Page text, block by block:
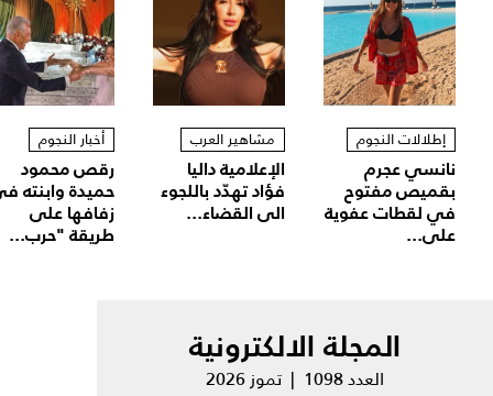
إطلالات النجوم
نانسي عجرم
بقميص مفتوح
في لقطات عفوية
على...
مشاهير العرب
الإعلامية داليا
فؤاد تهدّد باللجوء
الى القضاء...
أخبار النجوم
رقص محمود
حميدة وابنته
زفافها على
طريقة "حرب...
المجلة الالكترونية
العدد 1098 | تموز 2026